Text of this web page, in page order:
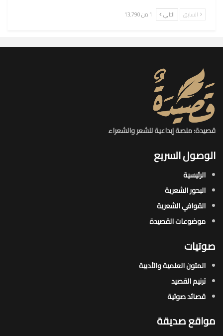
السابق التالي 1 من 13٬790
قصيدة: منصة إبداعية للشعر والشعراء
الوصول السريع
الرئيسية
البحور الشعرية​
القوافي الشعرية​
موضوعات القصيدة​
صوتيات
المتون العلمية والأدبية
ترنيم القصيد
قصائد صوتية
مواقع صديقة